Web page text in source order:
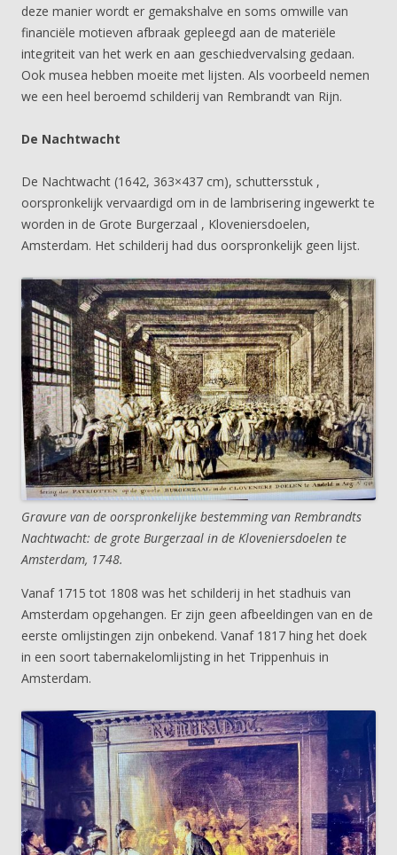
deze manier wordt er gemakshalve en soms omwille van
financiële motieven afbraak gepleegd aan de materiële
integriteit van het werk en aan geschiedvervalsing gedaan.
Ook musea hebben moeite met lijsten. Als voorbeeld nemen
we een heel beroemd schilderij van Rembrandt van Rijn.
De Nachtwacht
De Nachtwacht (1642, 363×437 cm), schuttersstuk ,
oorspronkelijk vervaardigd om in de lambrisering ingewerkt te
worden in de Grote Burgerzaal , Kloveniersdoelen,
Amsterdam. Het schilderij had dus oorspronkelijk geen lijst.
Gravure van de oorspronkelijke bestemming van Rembrandts
Nachtwacht: de grote Burgerzaal in de Kloveniersdoelen te
Amsterdam, 1748.
Vanaf 1715 tot 1808 was het schilderij in het stadhuis van
Amsterdam opgehangen. Er zijn geen afbeeldingen van en de
eerste omlijstingen zijn onbekend. Vanaf 1817 hing het doek
in een soort tabernakelomlijsting in het Trippenhuis in
Amsterdam.